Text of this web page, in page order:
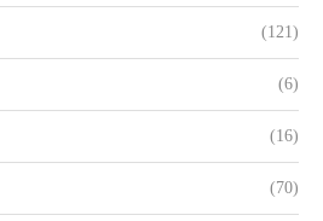
(121)
(6)
(16)
(70)